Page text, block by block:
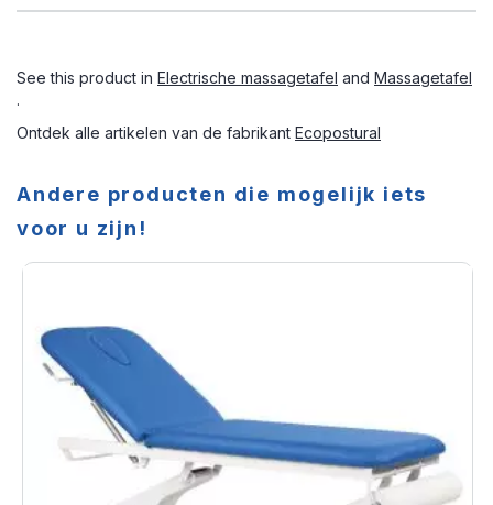
See this product in Electrische massagetafel and Massagetafel
.
Ontdek alle artikelen van de fabrikant Ecopostural
Andere producten die mogelijk iets
voor u zijn!